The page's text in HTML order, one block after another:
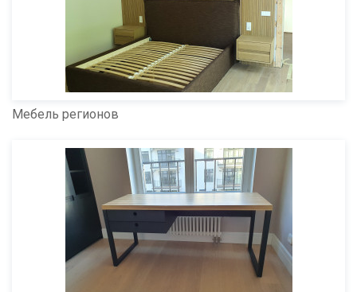
Мебель регионов